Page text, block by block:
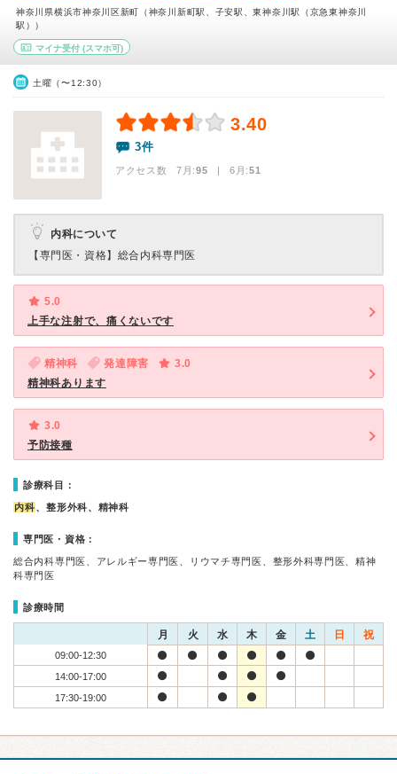
神奈川県横浜市神奈川区新町（神奈川新町駅、子安駅、東神奈川駅（京急東神奈川
駅））
マイナ受付 (スマホ可)
土曜（〜12:30）
3.40
3件
アクセス数 7月:95 | 6月:51
内科について
【専門医・資格】 総合内科専門医
5.0
上手な注射で、痛くないです
精神科 発達障害
3.0
精神科あります
3.0
予防接種
診療科目：
内科、整形外科、精神科
専門医・資格：
総合内科専門医、アレルギー専門医、リウマチ専門医、整形外科専門医、精神
科専門医
診療時間
月 火 水 木 金 土 日 祝
09:00-12:30
14:00-17:00
17:30-19:00